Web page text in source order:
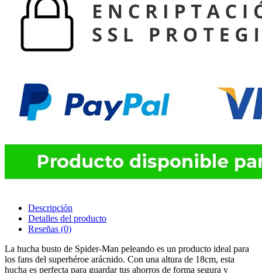
Descripción
Detalles del producto
Reseñas (0)
La hucha busto de Spider-Man peleando es un producto ideal para
los fans del superhéroe arácnido. Con una altura de 18cm, esta
hucha es perfecta para guardar tus ahorros de forma segura y